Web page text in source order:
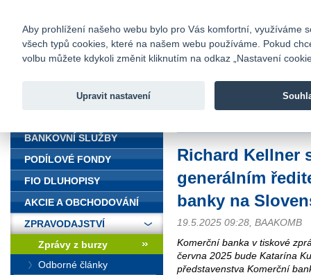
Fio banka
Fio banka
Richard Kellner
generálním
banky na
19.5.2025 09:28, BAAKOMB
Komerční banka v tiskové
června 2025 bude Katarína
představenstva Komerční
BANKOVNÍ SLUŽBY
PODÍLOVÉ FONDY
FIO DLUHOPISY
AKCIE A OBCHODOVÁNÍ
ZPRAVODAJSTVÍ
Zprávy z burzy
Odborné články
Aby prohlížení našeho webu bylo pro Vás komfortní, využíváme
všech typů cookies, které na našem webu používáme. Pokud
volbu můžete kdykoli změnit kliknutím na odkaz „Nastavení
Upravit nastavení